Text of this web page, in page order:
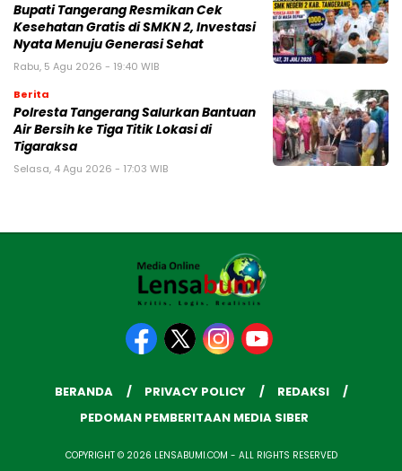
‎Bupati Tangerang Resmikan Cek
Kesehatan Gratis di SMKN 2, Investasi
Nyata Menuju Generasi Sehat
Rabu, 5 Agu 2026 - 19:40 WIB
Berita
Polresta Tangerang Salurkan Bantuan
Air Bersih ke Tiga Titik Lokasi di
Tigaraksa
Selasa, 4 Agu 2026 - 17:03 WIB
BERANDA PRIVACY POLICY
REDAKSI
PEDOMAN PEMBERITAAN MEDIA SIBER
COPYRIGHT © 2026 LENSABUMI.COM - ALL RIGHTS RESERVED